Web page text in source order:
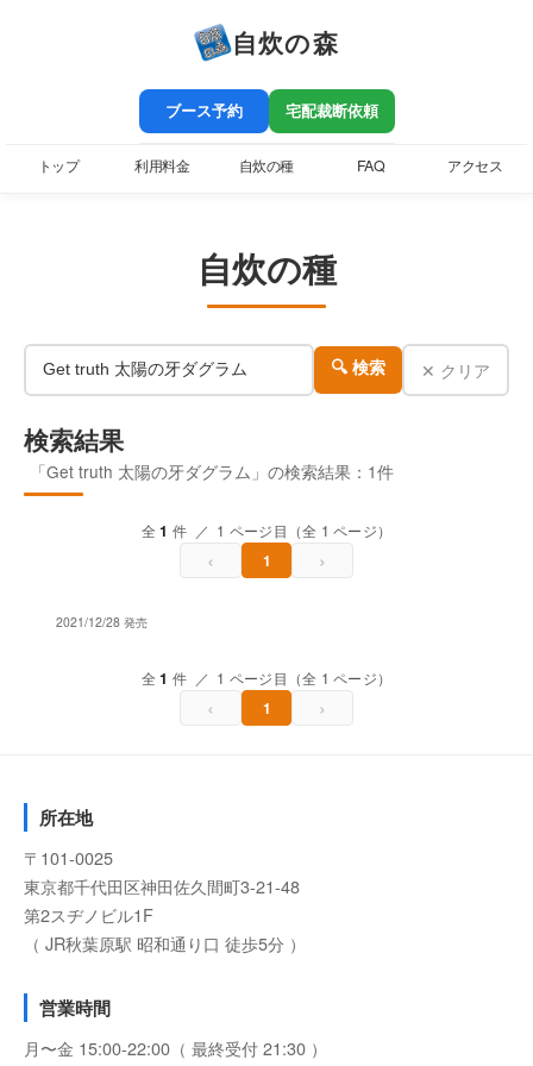
自炊の森
ブース予約 宅配裁断依頼
トップ 利用料金 自炊の種 FAQ アクセス
自炊の種
🔍 検索 ✕ クリア
検索結果
「Get truth 太陽の牙ダグラム」の検索結果：1件
全1 件 ／ 1 ページ目（全 1 ページ）
‹ 1 ›
2021/12/28 発売
全1 件 ／ 1 ページ目（全 1 ページ）
‹ 1 ›
所在地
〒101-0025
東京都千代田区神田佐久間町3-21-48
第2スヂノビル1F
（ JR秋葉原駅 昭和通り口 徒歩5分 ）
営業時間
月〜金 15:00-22:00（ 最終受付 21:30 ）